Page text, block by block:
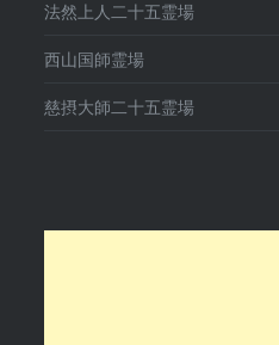
法然上人二十五霊場
西山国師霊場
慈摂大師二十五霊場